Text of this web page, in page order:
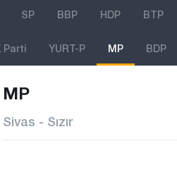
SP BBP HDP BTP
Parti YURT-P MP BDP
MP
Sivas - Sızır